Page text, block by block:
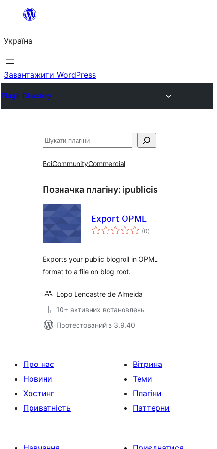
Перейти
вмісту
Україна
Завантажити WordPress
Plugin Directory
Пошук
ВсіCommunityCommercial
Позначка плагіну: ipublicis
Export OPML
(0загальний
рейтинг
)
Exports your public blogroll in OPML
format to a file on blog root.
Lopo Lencastre de Almeida
10+ активних встановлень
Протестований з 3.9.40
Про нас
Новини
Хостинг
Приватність
Вітрина
Теми
Плагіни
Паттерни